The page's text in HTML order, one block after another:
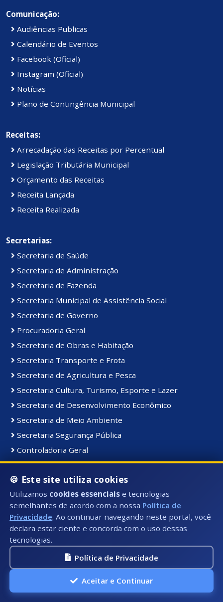
Comunicação:
Audiências Publicas
Calendário de Eventos
Facebook (Oficial)
Instagram (Oficial)
Notícias
Plano de Contingência Municipal
Receitas:
Arrecadação das Receitas por Percentual
Legislação Tributária Municipal
Orçamento das Receitas
Receita Lançada
Receita Realizada
Secretarias:
Secretaria de Saúde
Secretaria de Administração
Secretaria de Fazenda
Secretaria Municipal de Assistência Social
Secretaria de Governo
Procuradoria Geral
Secretaria de Obras e Habitação
Secretaria Transporte e Frota
Secretaria de Agricultura e Pesca
Secretaria Cultura, Turismo, Esporte e Lazer
Secretaria de Desenvolvimento Econômico
Secretaria de Meio Ambiente
Secretaria Segurança Pública
Controladoria Geral
Coordenadoria de Comunicação Institucional
Secretaria de Serviços Públicos
Secretaria de Educação
Gabinete do Prefeito
Materiais e Bens:
Bens Consolidados
Bens Imóveis
Bens Intangiveis
🍪 Este site utiliza cookies
Utilizamos cookies essenciais e tecnologias
semelhantes de acordo com a nossa Política de
Privacidade. Ao continuar navegando neste portal, você
declara estar ciente e concorda com o uso dessas
tecnologias.
Política de Privacidade
Aceitar e Continuar